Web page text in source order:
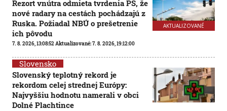
AKTUALIZOVANÉ
Rezort vnútra odmieta tvrdenia PS, že
nové radary na cestách pochádzajú z
Ruska. Požiadal NBÚ o prešetrenie
ich pôvodu
7. 8. 2026, 13:08:52Aktualizované:7. 8. 2026, 19:12:00
Slovensko
Slovenský teplotný rekord je
rekordom celej strednej Európy:
Najvyššiu hodnotu namerali v obci
Dolné Plachtince